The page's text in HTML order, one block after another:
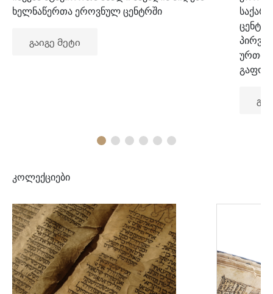
ხელნაწერთა ეროვნულ ცენტრში
გაიგე მეტი
კოლექციები